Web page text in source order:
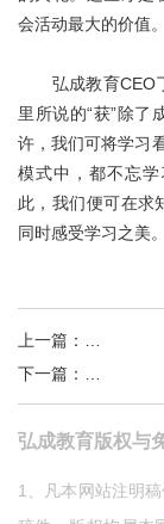
会活动最大的价值。
弘成教育CEO丁
里所说的“获”除了
许，我们可将学习
模式中，都不忘
此，我们便可在求
同时感受学习之美。
上一篇 ：
下一篇 ：
弘成教育版权与
1、凡本网站注明